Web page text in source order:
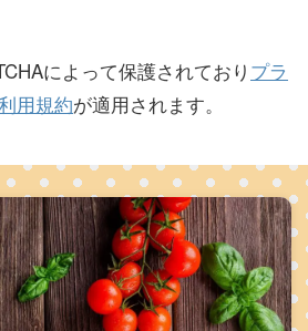
によって保護されており プラ
用規約が適用されます。